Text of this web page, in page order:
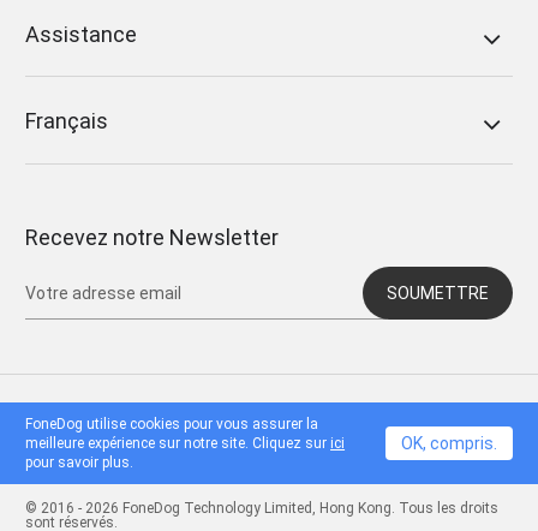
Assistance
Français
Recevez notre Newsletter
SOUMETTRE
© 2016 - 2026 FoneDog Technology Limited, Hong Kong. Tous les droits
sont réservés.
FoneDog utilise cookies pour vous assurer la
meilleure expérience sur notre site. Cliquez sur ici
pour savoir plus.
OK, compris.